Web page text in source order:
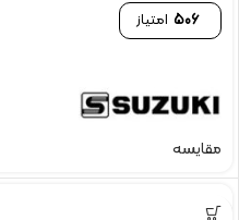
506 امتیاز
مقایسه